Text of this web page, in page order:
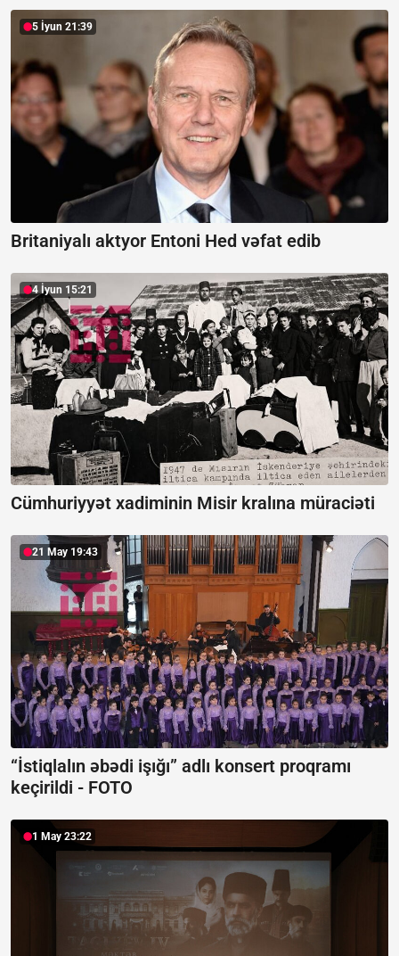
5 İyun 21:39
Britaniyalı aktyor Entoni Hed vəfat edib
4 İyun 15:21
Cümhuriyyət xadiminin Misir kralına müraciəti
21 May 19:43
“İstiqlalın əbədi işığı” adlı konsert proqramı
keçirildi - FOTO
1 May 23:22